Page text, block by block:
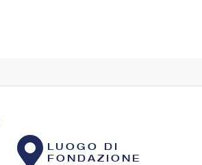
LUOGO DI
FONDAZIONE